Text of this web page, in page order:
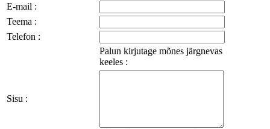
E-mail :
Teema :
Telefon :
Palun kirjutage mõnes järgnevas
keeles :
Sisu :